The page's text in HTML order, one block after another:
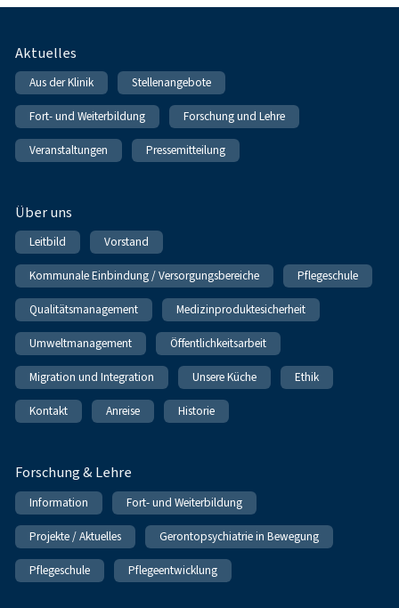
Fußnavigation
Aktuelles
Aus der Klinik Stellenangebote
Fort- und Weiterbildung Forschung und Lehre
Veranstaltungen Pressemitteilung
Über uns
Leitbild Vorstand
Kommunale Einbindung / Versorgungsbereiche Pflegeschule
Qualitätsmanagement Medizinproduktesicherheit
Umweltmanagement Öffentlichkeitsarbeit
Migration und Integration Unsere Küche Ethik
Kontakt Anreise Historie
Forschung & Lehre
Information Fort- und Weiterbildung
Projekte / Aktuelles Gerontopsychiatrie in Bewegung
Pflegeschule Pflegeentwicklung